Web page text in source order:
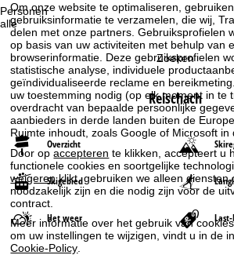
Om onze website te optimaliseren,
gebruiksinformatie te verzamelen, die wij,
delen met onze partners. Gebruiksprofielen
op basis van uw activiteiten met behulp van
browserinformatie. Deze gebruiksprofielen
statistische analyse, individuele
geïndividualiseerde reclame en
uw toestemming nodig (op elk moment in te
overdracht van bepaalde persoonlijke
aanbieders in derde landen buiten de
Ruimte inhoudt, zoals Google of Microsoft in
Door opaccepteren te klikken, accepteert u
functionele cookies en soortgelijke
weigerenklikt, gebruiken we alleen diensten
noodzakelijk zijn en die nodig zijn voor de
contract.
Meer informatie over het gebruik van
om uw instellingen te wijzigen, vindt u in de
Cookie-Policy
Personen
alle
Zoeken
Reischach
Overzicht
Skigebied
Het weer